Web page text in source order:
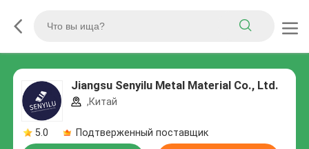
Jiangsu Senyilu Metal Material Co., Ltd.
,Китай
5.0 Подтверженный поставщик